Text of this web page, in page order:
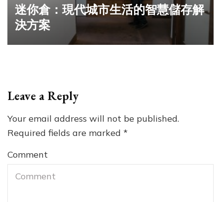
迷你倉：現代城市生活的智慧儲存解
決方案
Leave a Reply
Your email address will not be published.
Required fields are marked *
Comment